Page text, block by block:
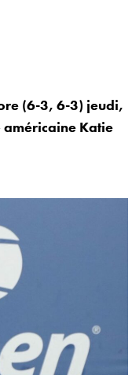
(6-3, 6-3) jeudi,
américaine Katie